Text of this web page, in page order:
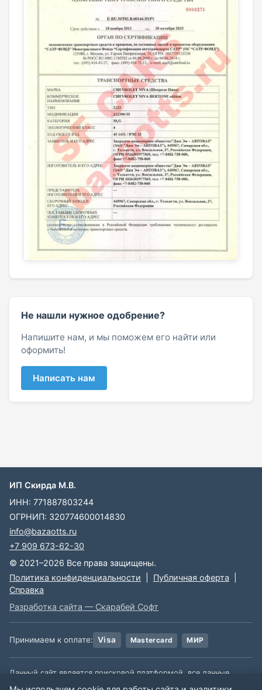
Не нашли нужное одобрение?
Напишите нам, и мы поможем его найти или
оформить!
Написать нам
ИП Скирда М.В.
ИНН: 771887803244
ОГРНИП: 320774600014830
info@bazaotts.ru
+7 909 673-62-30
© 2021–2026 Все права защищены.
Политика конфиденциальности
Публичная оферта
Справка
Разработка сайта — Скарабей Софт
Принимаем к оплате: Visa Mastercard МИР
Данный сайт является поисковой платформой, все данные,